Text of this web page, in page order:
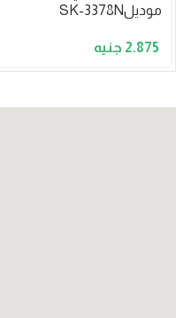
موديلSK-3378N
2.875